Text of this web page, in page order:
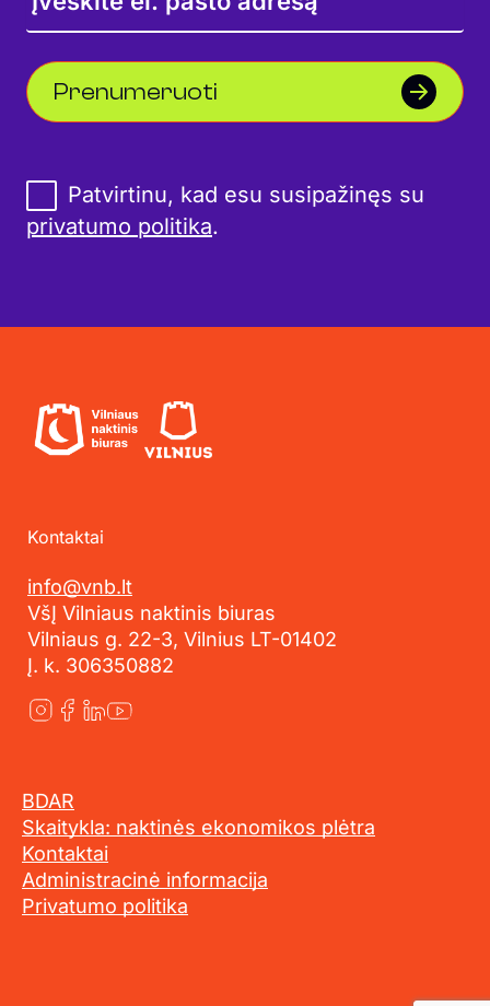
Prenumeruoti
Patvirtinu, kad esu susipažinęs su
privatumo politika.
Kontaktai
info@vnb.lt
VšĮ Vilniaus naktinis biuras
Vilniaus g. 22-3, Vilnius LT-01402
Į. k. 306350882
BDAR
Skaitykla: naktinės ekonomikos plėtra
Kontaktai
Administracinė informacija
Privatumo politika